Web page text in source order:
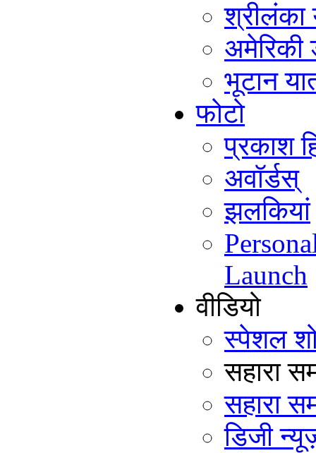
श्रीलंका
अमेरिकी
भूटान
फोटो
प्रकाश
अवॉर्डस्
झलकियां
Launch
वीडियो
स्पेशल
सहारा
सहारा
डिजी